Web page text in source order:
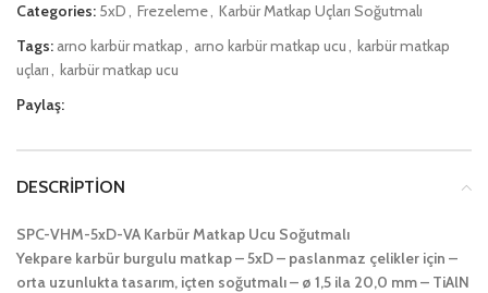
Categories: 5xD, Frezeleme, Karbür Matkap Uçları Soğutmalı
Tags: arno karbür matkap, arno karbür matkap ucu, karbür matkap
uçları, karbür matkap ucu
Paylaş:
DESCRIPTION
SPC-VHM-5xD-VA Karbür Matkap Ucu Soğutmalı
Yekpare karbür burgulu matkap – 5xD – paslanmaz çelikler için –
orta uzunlukta tasarım, içten soğutmalı – ø 1,5 ila 20,0 mm – TiAlN